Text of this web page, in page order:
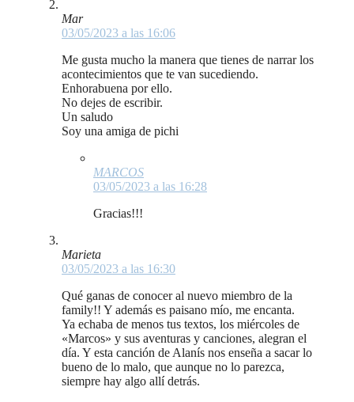
Mar
03/05/2023 a las 16:06
Me gusta mucho la manera que tienes de narrar los
acontecimientos que te van sucediendo.
Enhorabuena por ello.
No dejes de escribir.
Un saludo
Soy una amiga de pichi
MARCOS
03/05/2023 a las 16:28
Gracias!!!
Marieta
03/05/2023 a las 16:30
Qué ganas de conocer al nuevo miembro de la
family!! Y además es paisano mío, me encanta.
Ya echaba de menos tus textos, los miércoles de
«Marcos» y sus aventuras y canciones, alegran el
día. Y esta canción de Alanís nos enseña a sacar lo
bueno de lo malo, que aunque no lo parezca,
siempre hay algo allí detrás.